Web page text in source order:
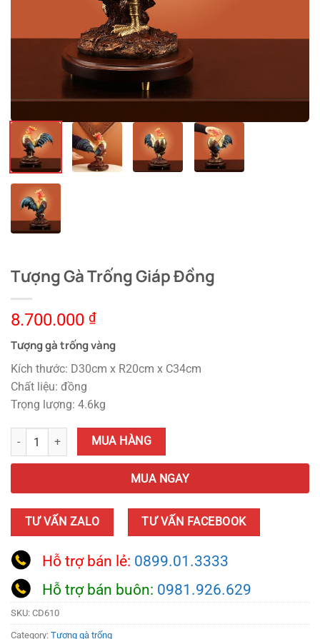
Tượng Gà Trống Giáp Đồng
8.700.000 ₫
Tượng gà trống vàng
Kích thước: D30cm x R20cm x C34cm
Chất liệu: đồng
Trọng lượng: 4.6kg
Tượng Gà Trống Giáp Đồng quantity
MUA HÀNG
MUA NGAY
TƯ VẤN ZALO TƯ VẤN FACEBOOK
Hỗ trợ bán lẻ: 0899.01.3333
Hỗ trợ bán buôn: 0981.926.629
SKU: CD610
Category: Tượng gà trống